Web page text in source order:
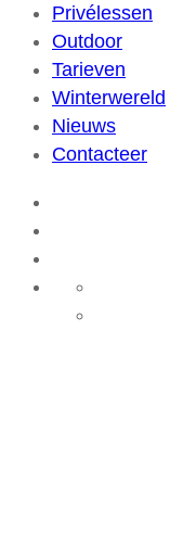
Privélessen
Outdoor
Tarieven
Winterwereld
Nieuws
Contacteer